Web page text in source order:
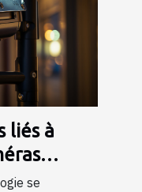
liés à
se